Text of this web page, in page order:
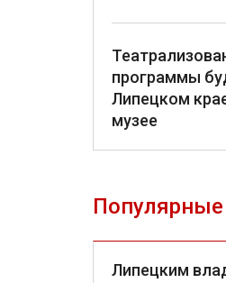
программы
Липецком
музее
Липецким